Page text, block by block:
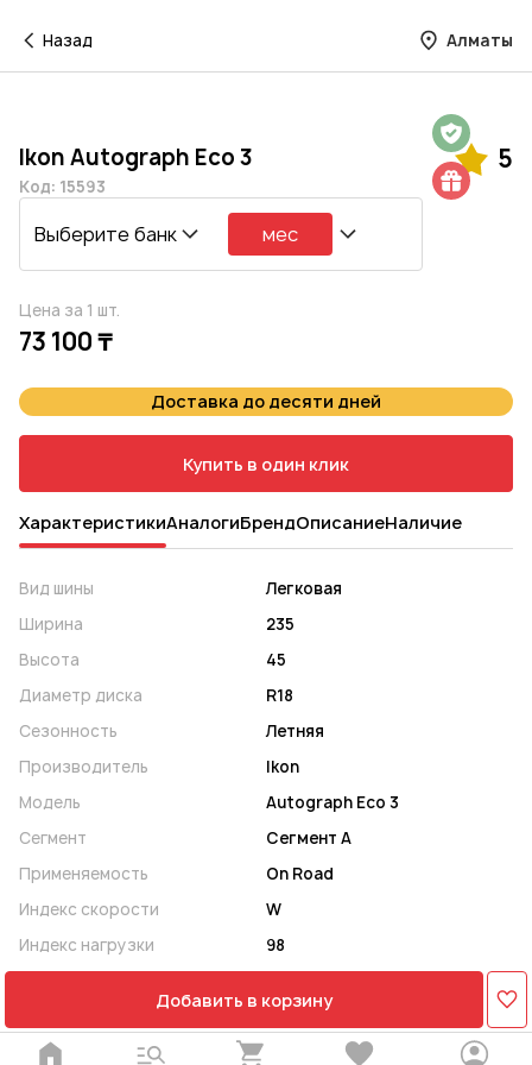
Назад Алматы
Ikon Autograph Eco 3 5
Код: 15593
Выберите банк мес
Цена за 1 шт.
73 100 ₸
Доставка до десяти дней
Купить в один клик
ХарактеристикиАналогиБрендОписаниеНаличие
Вид шины
Легковая
Ширина
235
Высота
45
Диаметр диска
R18
Сезонность
Летняя
Производитель
Ikon
Модель
Autograph Eco 3
Сегмент
Сегмент A
Применяемость
On Road
Индекс скорости
W
Индекс нагрузки
98
Добавить в корзину